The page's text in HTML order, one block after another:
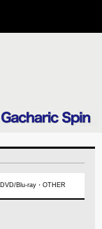
DVD/Blu-ray・OTHER